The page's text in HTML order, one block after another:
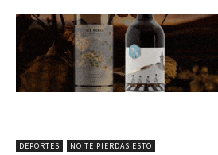
DEPORTES NO TE PIERDAS ESTO